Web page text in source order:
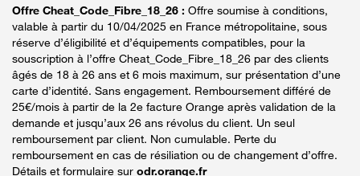
Offre Cheat_Code_Fibre_18_26 : Offre soumise à conditions,
valable à partir du 10/04/2025 en France métropolitaine, sous
réserve d’éligibilité et d’équipements compatibles, pour la
souscription à l’offre Cheat_Code_Fibre_18_26 par des clients
âgés de 18 à 26 ans et 6 mois maximum, sur présentation d’une
carte d’identité. Sans engagement. Remboursement différé de
25€/mois à partir de la 2e facture Orange après validation de la
demande et jusqu’aux 26 ans révolus du client. Un seul
remboursement par client. Non cumulable. Perte du
remboursement en cas de résiliation ou de changement d’offre.
Détails et formulaire sur odr.orange.fr